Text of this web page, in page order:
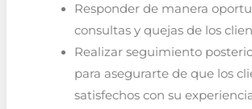
Responder de manera
consultas y quejas de los
Realizar seguimiento
para asegurarte de que los
satisfechos con su